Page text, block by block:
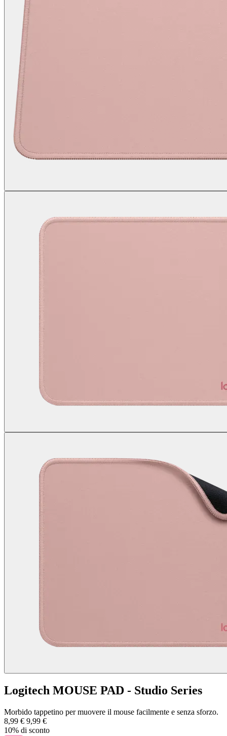
Logitech MOUSE PAD - Studio Series
Morbido tappetino per muovere il mouse facilmente e senza sforzo.
8,99 € 9,99 €
10% di sconto